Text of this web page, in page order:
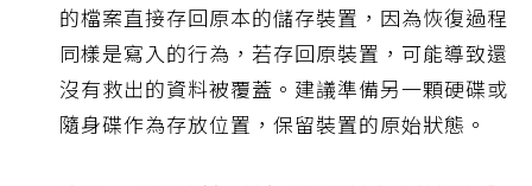
的檔案直接存回原本的儲存裝置，因為恢復過程
同樣是寫入的行為，若存回原裝置，可能導致還
沒有救出的資料被覆蓋。建議準備另一顆硬碟或
隨身碟作為存放位置，保留裝置的原始狀態。